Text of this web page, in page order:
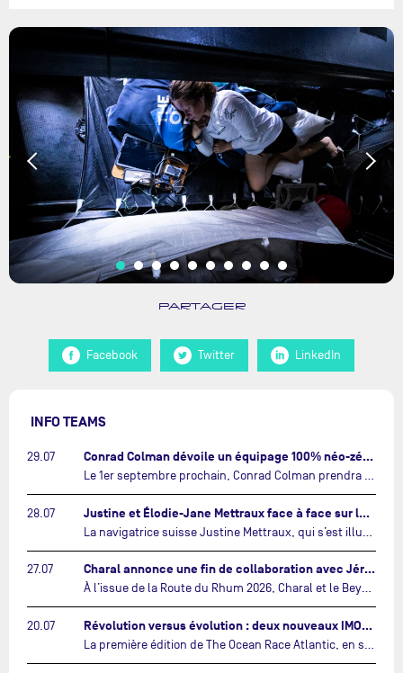
PARTAGER
Facebook Twitter LinkedIn
INFO TEAMS
29.07 Conrad Colman dévoile un équipage 100% néo-zélandais tourné vers l'avenir…
Le 1er septembre prochain, Conrad Colman prendra le départ de la première édition de The Ocean Race Atlantic, une nouvelle course IMOCA en équipage reliant New York à Lorient. À bord de MSIG Europe, le skipper néo-zélandais sera entouré de trois jeunes talents issus de la voile néo-zélandaise : Megan Thomson, Anna Merchant et Aaron Hume-Merry.…
28.07 Justine et Élodie-Jane Mettraux face à face sur la transatlantique The Ocean Race Atlantic…
27.07 Charal annonce une fin de collaboration avec Jérémie Beyou et le Beyou Racing après la Route du Rhum…
À l’issue de la Route du Rhum 2026, Charal et le Beyou Racing mettront fin à leur collaboration. Il a été décidé de manière concertée, après dix ans d’une collaboration riche et performante, d’ouvrir une nouvelle ère pour le projet du Charal Sailing Team.…
20.07 Révolution versus évolution : deux nouveaux IMOCA très différents se préparent pour The Ocean Race Atlantic…